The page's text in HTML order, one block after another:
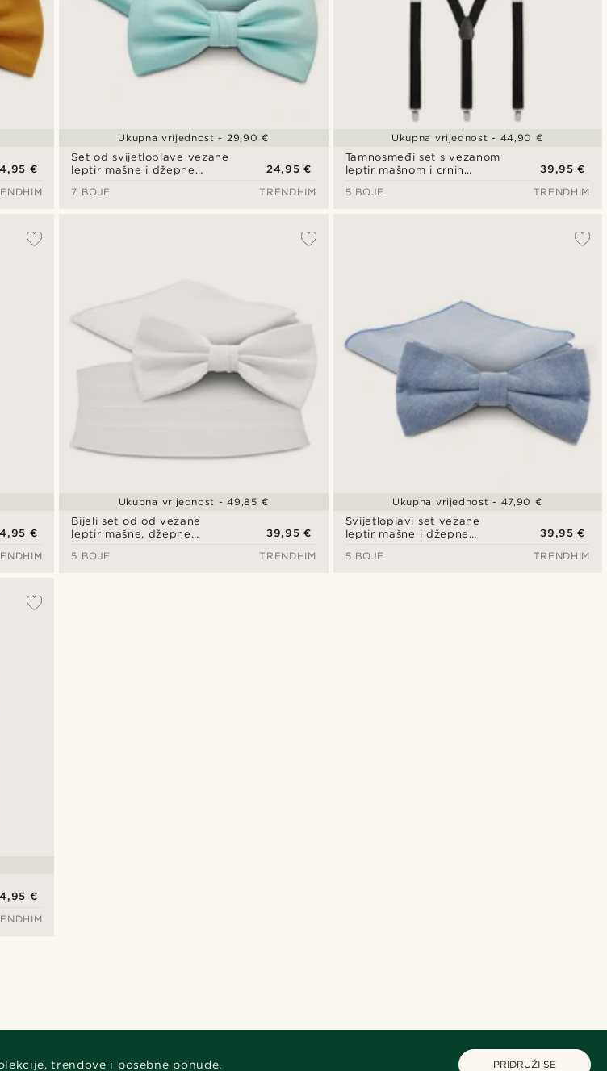
€
Set od svijetloplave vezane
leptir mašne i džepne
24,95 €
Ukupna vrijednost - 29,90 €
7 BOJE TRENDHIM
Tamnosmeđi set s vezanom
leptir mašnom i crnih
39,95 €
Ukupna vrijednost - 44,90 €
5 BOJE TRENDHIM
€
Bijeli set od od vezane
leptir mašne, džepne
39,95 €
Ukupna vrijednost - 49,85 €
5 BOJE TRENDHIM
Svijetloplavi set vezane
leptir mašne i džepne
39,95 €
Ukupna vrijednost - 47,90 €
5 BOJE TRENDHIM
€
trendove i posebne ponude. PRIDRUŽI SE